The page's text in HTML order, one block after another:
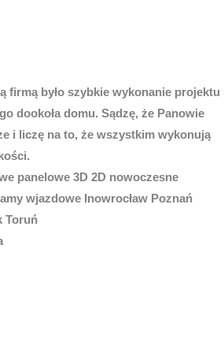
firmą było szybkie wykonanie projektu
dookoła domu. Sądzę, że Panowie
i liczę na to, że wszystkim wykonują